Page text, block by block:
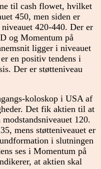
til cash flowet, hvilket
450, men siden er
420-440. Der er
og Momentum på
ligger i niveauet
en positiv tendens i
Der er støtteniveau
koloskop i USA af
Det fik aktien til at
120.
mens støtteniveauet er
i slutningen
ses i Momentum på
at aktien skal